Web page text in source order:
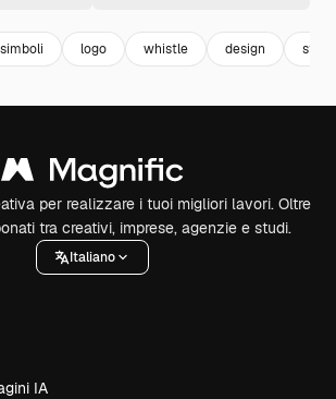
simboli logo whistle design style
per realizzare i tuoi migliori lavori. Oltre
tra creativi, imprese, agenzie e studi.
Italiano
IA